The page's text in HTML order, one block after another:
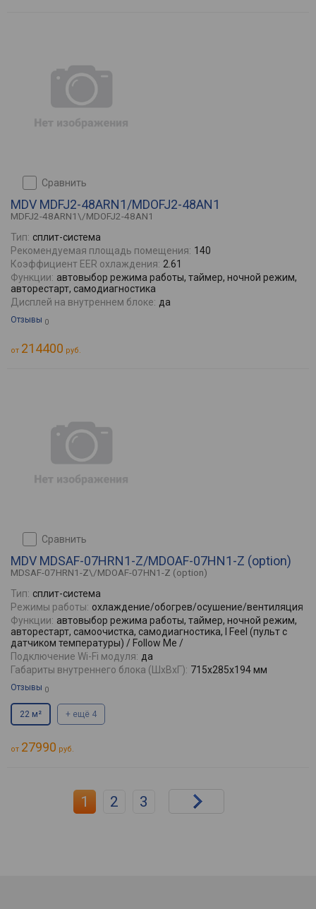
сравнить
MDV MDFJ2-48ARN1/MDOFJ2-48AN1
MDFJ2-48ARN1\/MDOFJ2-48AN1
Тип: сплит-система
Рекомендуемая площадь помещения: 140
Коэффициент EER охлаждения: 2.61
Функции: автовыбор режима работы, таймер, ночной режим,
авторестарт, самодиагностика
Дисплей на внутреннем блоке: да
Отзывы 0
от 214400 руб.
сравнить
MDV MDSAF-07HRN1-Z/MDOAF-07HN1-Z (option)
MDSAF-07HRN1-Z\/MDOAF-07HN1-Z (option)
Тип: сплит-система
Режимы работы: охлаждение/обогрев/осушение/вентиляция
Функции: автовыбор режима работы, таймер, ночной режим,
авторестарт, самоочистка, самодиагностика, I Feel (пульт с
датчиком температуры) / Follow Me /
Подключение Wi-Fi модуля: да
Габариты внутреннего блока (ШхВхГ): 715x285x194 мм
Отзывы 0
22 м² + ещё 4
от 27990 руб.
1 2 3